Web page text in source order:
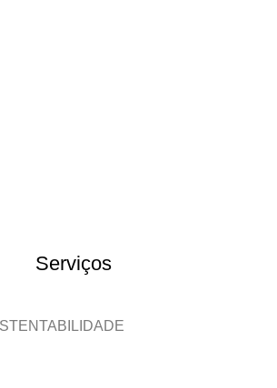
Serviços